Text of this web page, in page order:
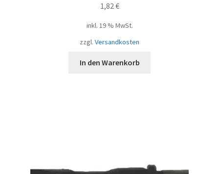
1,82 €
inkl. 19 % MwSt.
zzgl. Versandkosten
In den Warenkorb